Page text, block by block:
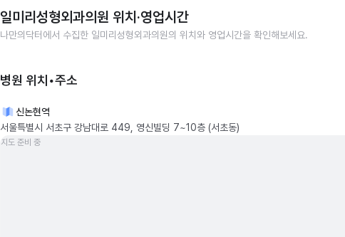
일미리성형외과의원 위치·영업시간
나만의닥터에서 수집한 일미리성형외과의원의 위치와 영업시간을 확인해보세요.
병원 위치•주소
신논현역
서울특별시 서초구 강남대로 449, 영신빌딩 7~10층 (서초동)
지도 준비 중